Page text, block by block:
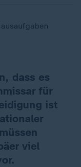
dass es
für
ist
viel